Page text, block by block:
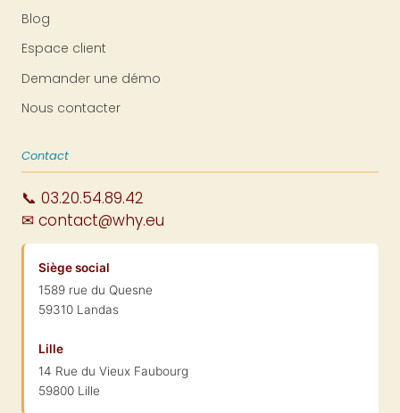
Blog
Espace client
Demander une démo
Nous contacter
Contact
📞 03.20.54.89.42
✉ contact@why.eu
Siège social
1589 rue du Quesne
59310 Landas
Lille
14 Rue du Vieux Faubourg
59800 Lille